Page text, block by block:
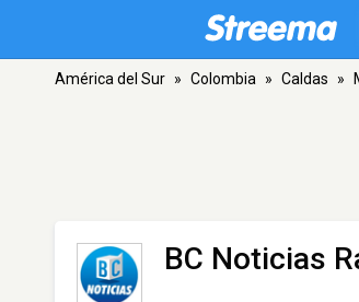
América del Sur » Colombia » Caldas »
BC Noticias